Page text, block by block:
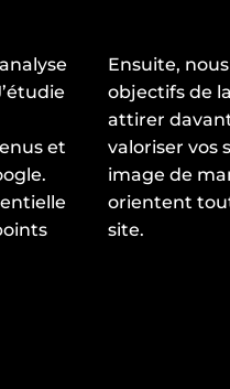
et
Ensuite,
objectifs de
attirer
valoriser vos
image de
orientent
site.